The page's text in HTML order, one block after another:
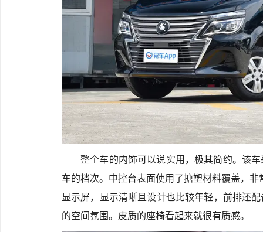
整个车的内饰可以说实用，极其简约。该
车的档次。中控台表面使用了搪塑材料覆盖，
显示屏，显示清晰且设计也比较年轻，前排还
的空间氛围。皮质的座椅看起来就很有质感。